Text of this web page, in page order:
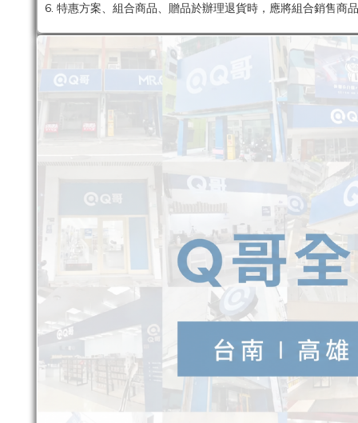
6. 特惠方案、組合商品、贈品於辦理退貨時，應將組合銷售商